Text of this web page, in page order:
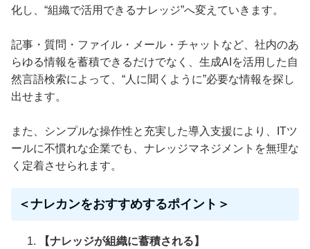
化し、“組織で活用できるナレッジ”へ変えていきます。
記事・質問・ファイル・メール・チャットなど、社内のあ
らゆる情報を蓄積できるだけでなく、生成AIを活用した自
然言語検索によって、“人に聞くように”必要な情報を探し
出せます。
また、シンプルな操作性と充実した導入支援により、ITツ
ールに不慣れな企業でも、ナレッジマネジメントを無理な
く定着させられます。
＜ナレカンをおすすめするポイント＞
【ナレッジが組織に蓄積される】